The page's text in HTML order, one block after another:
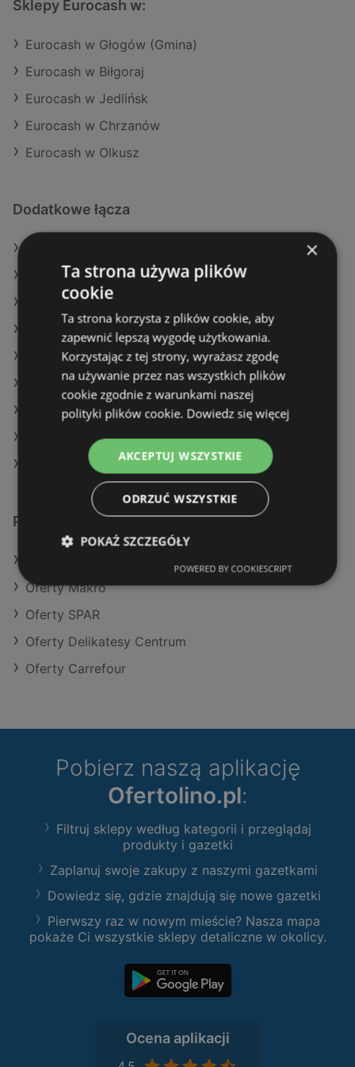
Sklepy Eurocash w:
Eurocash w Głogów (Gmina)
Eurocash w Biłgoraj
Eurocash w Jedlińsk
Eurocash w Chrzanów
Eurocash w Olkusz
Dodatkowe łącza
Oferty Action
Oferty Stokrotka
Aktualne gazetki Dealz
Aktualne gazetki Stokrotka
Aktualne gazetki Biedronka
Aktualne gazetki E.Leclerc
Aktualne gazetki SPAR
Sklepy Eurocash w Kamień Pomorski
Podobne sklepy detaliczne
Oferty Makro
Oferty SPAR
Oferty Delikatesy Centrum
Oferty Carrefour
Pobierz naszą aplikację
Ofertolino.pl:
Filtruj sklepy według kategorii i przeglądaj
produkty i gazetki
Zaplanuj swoje zakupy z naszymi gazetkami
Dowiedz się, gdzie znajdują się nowe gazetki
Pierwszy raz w nowym mieście? Nasza mapa
pokaże Ci wszystkie sklepy detaliczne w okolicy.
Ocena aplikacji
×
Ta strona używa plików
cookie
Ta strona korzysta z plików cookie, aby
zapewnić lepszą wygodę użytkowania.
Korzystając z tej strony, wyrażasz zgodę
na używanie przez nas wszystkich plików
cookie zgodnie z warunkami naszej
polityki plików cookie. Dowiedz się więcej
AKCEPTUJ WSZYSTKIE
ODRZUĆ WSZYSTKIE
POKAŻ SZCZEGÓŁY
POWERED BY COOKIESCRIPT